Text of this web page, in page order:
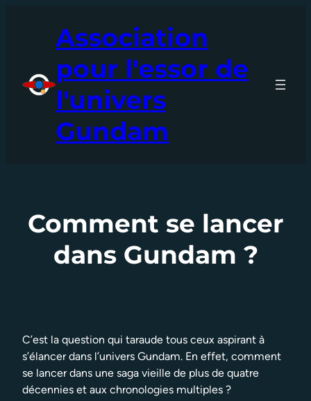
Association
pour l'essor de
l'univers
Gundam
Comment se lancer
dans Gundam ?
C’est la question qui taraude tous ceux aspirant à
s’élancer dans l’univers Gundam. En effet, comment
se lancer dans une saga vieille de plus de quatre
décennies et aux chronologies multiples ?